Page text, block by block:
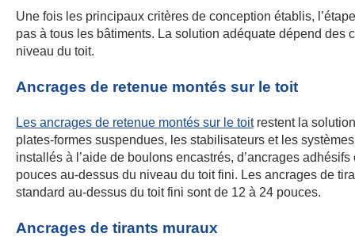
Une fois les principaux critères de conception établis,
pas à tous les bâtiments. La solution adéquate dépend des
niveau du toit.
Ancrages de retenue montés sur le toit
Les ancrages de retenue montés sur le toitrestent la
plates-formes suspendues, les stabilisateurs et les
installés à l’aide de boulons encastrés, d’ancrages
pouces au-dessus du niveau du toit fini. Les ancrages de
standard au-dessus du toit fini sont de 12 à 24 pouces.
Ancrages de tirants muraux